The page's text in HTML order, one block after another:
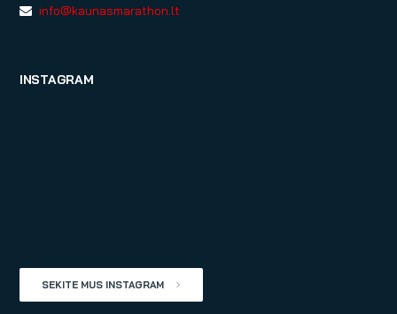
info@kaunasmarathon.lt
INSTAGRAM
SEKITE MUS INSTAGRAM